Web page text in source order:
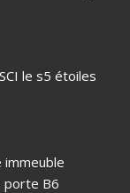
le s5 étoiles
immeuble
porte B6